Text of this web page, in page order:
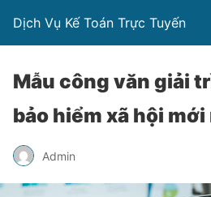
Dịch Vụ Kế Toán Trực Tuyến
Mẫu công văn giải
bảo hiểm xã hội
Admin